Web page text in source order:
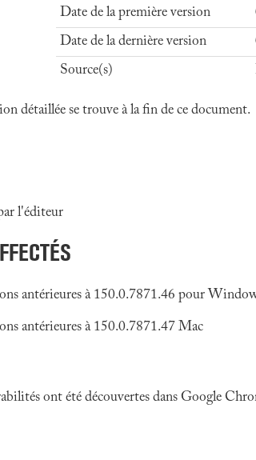
Date de la première version
Date de la dernière version
Source(s)
détaillée se trouve à la fin de ce document.
l'éditeur
antérieures à 150.0.7871.46 pour
antérieures à 150.0.7871.47 Mac
ont été découvertes dans Google